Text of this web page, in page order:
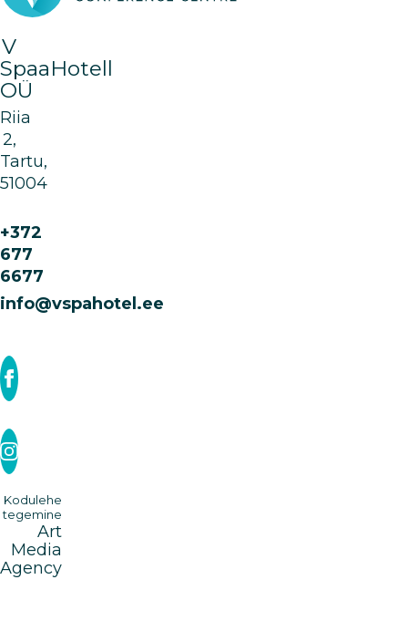
V
SpaaHotell
OÜ
Riia
2,
Tartu,
51004
+372
677
6677
info@vspahotel.ee
Kodulehe
tegemine
Art
Media
Agency